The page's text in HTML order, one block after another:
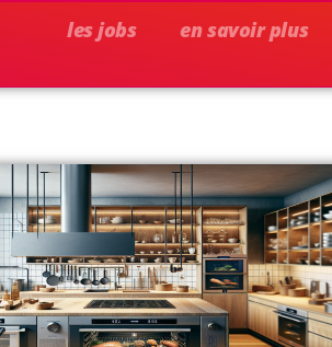
les jobs en savoir plus